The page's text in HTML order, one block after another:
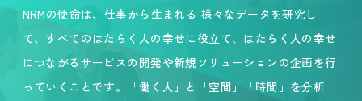
NRMの使命は、仕事から生まれる 様々なデータを研究し
て、すべてのはたらく人の幸せに役立て、はたらく人の幸せ
につながるサービスの開発や新規ソリューションの企画を行
っていくことです。「働く人」と「空間」「時間」を分析